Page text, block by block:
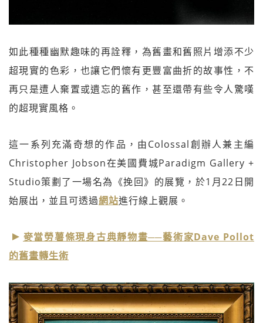
如此種種幽默趣味的再詮釋，為舊畫和舊照片增添不少
超現實的色彩，也讓它們懷有更豐富曲折的故事性，不
再只是遭人棄置或遺忘的舊作，甚至還帶有些令人驚嘆
的超現實風格。
這一系列充滿奇想的作品，由Colossal創辦人兼主編
Christopher Jobson在美國費城Paradigm Gallery +
Studio策劃了一場名為《挽回》的展覽，於1月22日開
始展出，並且可透過網站進行線上觀展。
麥當勞薯條現身古典靜物畫──藝術家Dave Pollot
的舊畫轉生術